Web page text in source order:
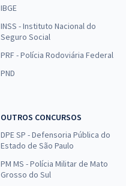
IBGE
INSS - Instituto Nacional do
Seguro Social
PRF - Polícia Rodoviária Federal
PND
OUTROS CONCURSOS
DPE SP - Defensoria Pública do
Estado de São Paulo
PM MS - Polícia Militar de Mato
Grosso do Sul